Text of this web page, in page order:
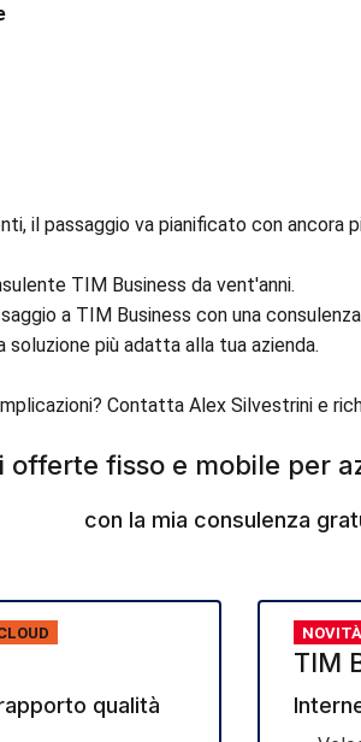
il passaggio va pianificato con ancora
TIM Business da vent'anni.
a TIM Business con una
più adatta alla tua azienda.
Contatta Alex Silvestrini e
offerte fisso e mobile per
con la mia consulenza
qualità
NOVITÀ
TIM